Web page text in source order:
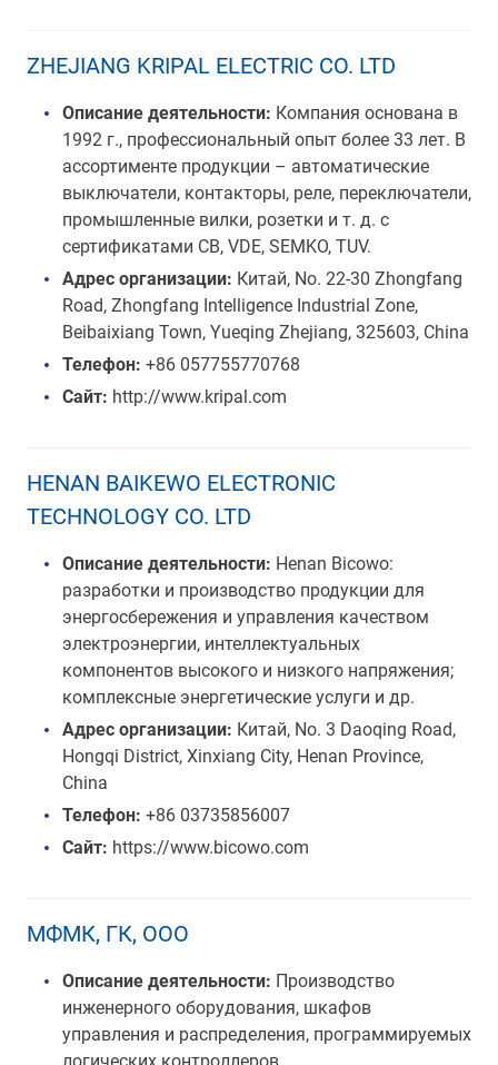
ZHEJIANG KRIPAL ELECTRIC CO. LTD
Описание деятельности: Компания основана в
1992 г., профессиональный опыт более 33 лет. В
ассортименте продукции – автоматические
выключатели, контакторы, реле, переключатели,
промышленные вилки, розетки и т. д. с
сертификатами CB, VDE, SEMKO, TUV.
Адрес организации: Китай, No. 22-30 Zhongfang
Road, Zhongfang Intelligence Industrial Zone,
Beibaixiang Town, Yueqing Zhejiang, 325603, China
Телефон: +86 057755770768
Сайт: http://www.kripal.com
HENAN BAIKEWO ELECTRONIC
TECHNOLOGY CO. LTD
Описание деятельности: Henan Bicowo:
разработки и производство продукции для
энергосбережения и управления качеством
электроэнергии, интеллектуальных
компонентов высокого и низкого напряжения;
комплексные энергетические услуги и др.
Адрес организации: Китай, No. 3 Daoqing Road,
Hongqi District, Xinxiang City, Henan Province,
China
Телефон: +86 03735856007
Сайт: https://www.bicowo.com
МФМК, ГК, ООО
Описание деятельности: Производство
инженерного оборудования, шкафов
управления и распределения, программируемых